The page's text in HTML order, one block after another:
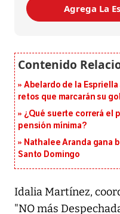
Agrega La
Abelardo de la
retos que marcarán su
¿Qué suerte correrá el
pensión mínima?
Nathalee Aranda gana
Santo Domingo
Idalia Martínez,
"NO más